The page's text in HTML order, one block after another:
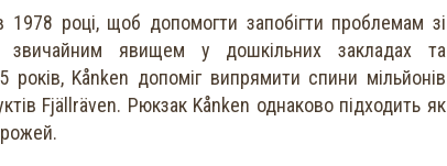
році, щоб допомогти запобігти проблемам зі
явищем у дошкільних закладах та
Kånken допоміг випрямити спини мільйонів
Fjällräven. Рюкзак Kånken однаково підходить як